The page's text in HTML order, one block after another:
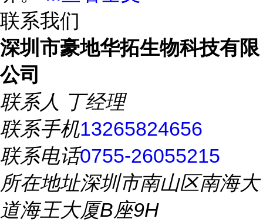
联系我们
深圳市豪地华拓生物科技有限
公司
联系人 丁经理
联系手机13265824656
联系电话0755-26055215
所在地址深圳市南山区南海大
道海王大厦B座9H